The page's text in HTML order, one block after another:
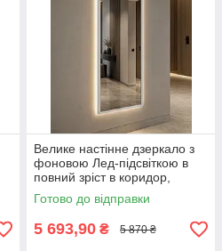
Велике настінне дзеркало з
фоновою Лед-підсвіткою в
повний зріст в коридор,
спальню, вітальню Avrora
2204L 80х180 см, білий
Готово до відправки
5 693,90 ₴ 5 870 ₴